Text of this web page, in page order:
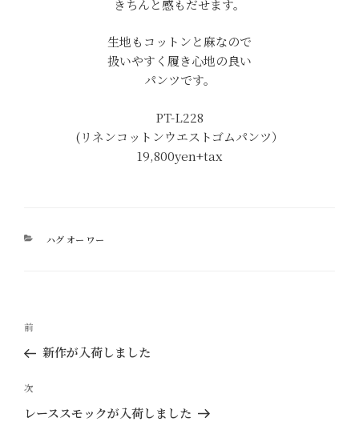
きちんと感もだせます。
生地もコットンと麻なので
扱いやすく履き心地の良い
パンツです。
PT-L228
(リネンコットンウエストゴムパンツ）
19,800yen+tax
カ
ハグ オー ワー
投
ナ
ビ
ゲ
過
去
投
稿
前
新作が入荷しました
次
の
次
レーススモックが入荷しました